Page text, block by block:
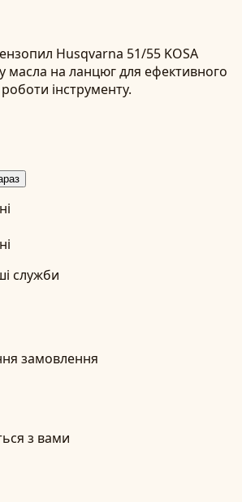
Husqvarna 51/55 KOSA
масла на ланцюг для ефективного
інструменту.
служби
замовлення
з вами